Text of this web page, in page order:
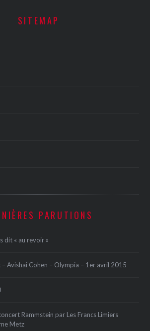
SITEMAP
PARUTIONS
dit « au revoir »
Avishai Cohen – Olympia – 1er avril 2015
Rammstein par Les Francs Limiers
Metz